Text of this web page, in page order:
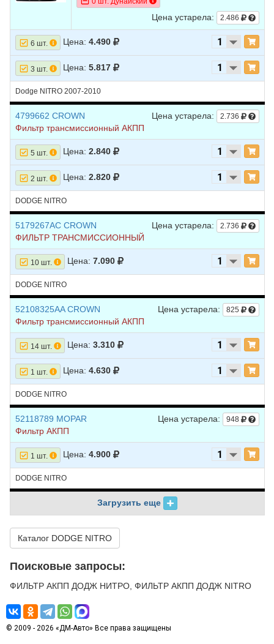
Цена устарела: 2.486
6 шт. Цена: 4.490
3 шт. Цена: 5.817
Dodge NITRO 2007-2010
Цена устарела: 2.736
4799662 CROWN
Фильтр трансмиссионный АКПП
5 шт. Цена: 2.840
2 шт. Цена: 2.820
DODGE NITRO
Цена устарела: 2.736
5179267AC CROWN
ФИЛЬТР ТРАНСМИССИОННЫЙ
10 шт. Цена: 7.090
DODGE NITRO
Цена устарела: 825
52108325AA CROWN
Фильтр трансмиссионный АКПП
14 шт. Цена: 3.310
1 шт. Цена: 4.630
DODGE NITRO
Цена устарела: 948
52118789 MOPAR
Фильтр АКПП
1 шт. Цена: 4.900
DODGE NITRO
Загрузить еще
Каталог DODGE NITRO
Поисковые запросы:
ФИЛЬТР АКПП ДОДЖ НИТРО, ФИЛЬТР АКПП ДОДЖ NITRO
© 2009 - 2026 «ДМ-Авто» Все права защищены